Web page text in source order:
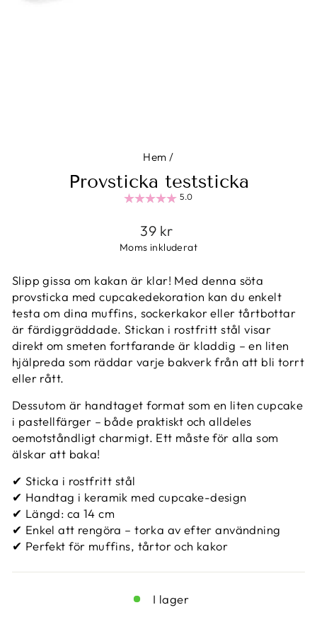
Hem /
Provsticka teststicka
5.0
Ordinarie
pris
39 kr
Moms inkluderat
Slipp gissa om kakan är klar! Med denna söta
provsticka med cupcakedekoration kan du enkelt
testa om dina muffins, sockerkakor eller tårtbottar
är färdiggräddade. Stickan i rostfritt stål visar
direkt om smeten fortfarande är kladdig – en liten
hjälpreda som räddar varje bakverk från att bli torrt
eller rått.
Dessutom är handtaget format som en liten cupcake
i pastellfärger – både praktiskt och alldeles
oemotståndligt charmigt. Ett måste för alla som
älskar att baka!
✔ Sticka i rostfritt stål
✔ Handtag i keramik med cupcake-design
✔ Längd: ca 14 cm
✔ Enkel att rengöra – torka av efter användning
✔ Perfekt för muffins, tårtor och kakor
I lager